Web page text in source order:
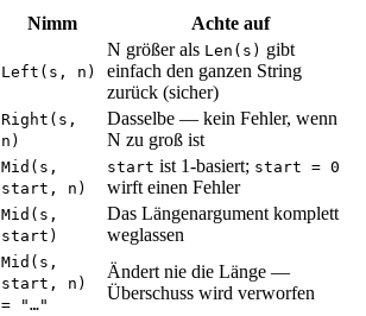
Nimm
Achte auf
Left(s, n)
N größer als Len(s) gibt
einfach den ganzen String
zurück (sicher)
Right(s,
n)
Dasselbe — kein Fehler, wenn
N zu groß ist
Mid(s,
start, n)
start ist 1-basiert; start = 0
wirft einen Fehler
Mid(s,
start)
Das Längenargument komplett
weglassen
Mid(s,
start, n)
= "…"
Ändert nie die Länge —
Überschuss wird verworfen